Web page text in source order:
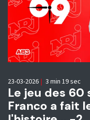
Le jeu des 60
Franco a fait
23-03-2026 | 3 min 19 sec